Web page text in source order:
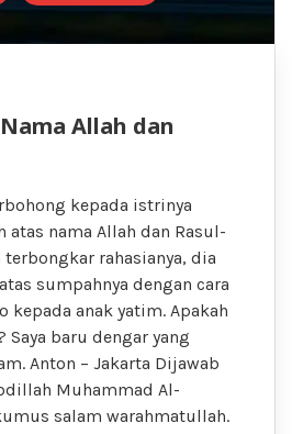
Allah dan
kepada istrinya
atas nama Allah dan Rasul-
rahasianya, dia
sumpahnya dengan cara
kepada anak yatim. Apakah
baru dengar yang
Anton – Jakarta Dijawab
Muhammad Al-
salam warahmatullah.